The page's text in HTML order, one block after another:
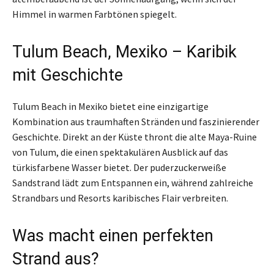
Himmel in warmen Farbtönen spiegelt.
Tulum Beach, Mexiko – Karibik
mit Geschichte
Tulum Beach in Mexiko bietet eine einzigartige
Kombination aus traumhaften Stränden und faszinierender
Geschichte. Direkt an der Küste thront die alte Maya-Ruine
von Tulum, die einen spektakulären Ausblick auf das
türkisfarbene Wasser bietet. Der puderzuckerweiße
Sandstrand lädt zum Entspannen ein, während zahlreiche
Strandbars und Resorts karibisches Flair verbreiten.
Was macht einen perfekten
Strand aus?